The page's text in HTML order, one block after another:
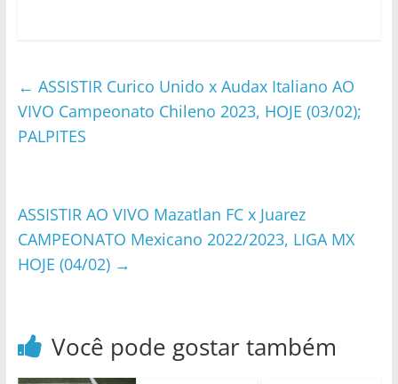
← ASSISTIR Curico Unido x Audax Italiano AO
VIVO Campeonato Chileno 2023, HOJE (03/02);
PALPITES
ASSISTIR AO VIVO Mazatlan FC x Juarez
CAMPEONATO Mexicano 2022/2023, LIGA MX
HOJE (04/02) →
Você pode gostar também